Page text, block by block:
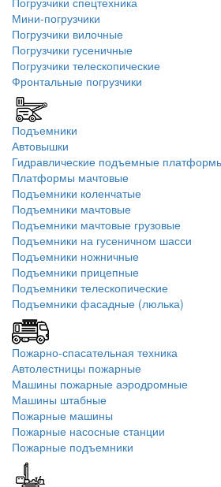
Мини-погрузчики
Погрузчики вилочные
Погрузчики гусеничные
Погрузчики телескопические
Фронтальные погрузчики
Подъемники
Автовышки
Гидравлические подъемные
Платформы мачтовые
Подъемники коленчатые
Подъемники мачтовые
Подъемники мачтовые грузовые
Подъемники на гусеничном шасси
Подъемники ножничные
Подъемники прицепные
Подъемники телескопические
Подъемники фасадные (люлька)
Пожарно-спасательная техника
Автолестницы пожарные
Машины пожарные аэродромные
Машины штабные
Пожарные машины
Пожарные насосные станции
Пожарные подъемники